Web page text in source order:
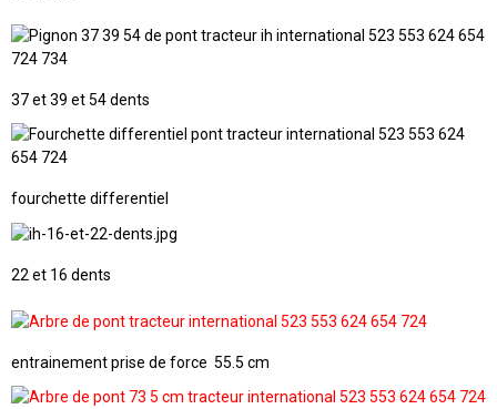
37 et 39 et 54 dents
fourchette differentiel
22 et 16 dents
entrainement prise de force 55.5 cm